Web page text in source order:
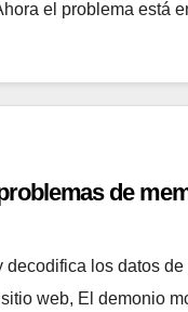
el problema está
de
los datos
web, El demonio